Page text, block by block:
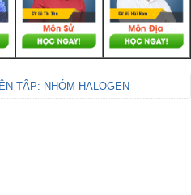
TẬP: NHÓM HALOGEN